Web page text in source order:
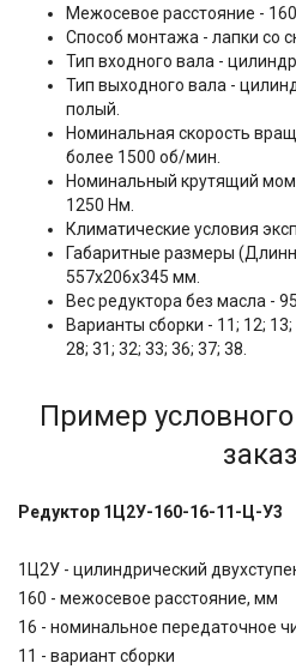
Межосевое расстояние -
Способ монтажа - лапки со
Тип входного вала -
Тип выходного вала -
полый.
Номинальная скорость
более 1500 об/мин.
Номинальный крутящий
1250 Нм.
Климатические условия
Габаритные размеры
557х206х345 мм.
Вес редуктора без масла - 95
Варианты сборки - 11; 12; 13;
28; 31; 32; 33; 36; 37; 38.
Пример
Редуктор 1Ц2У-160-16-11-Ц-У3
1Ц2У - цилиндрический
160 - межосевое расстояние, мм
16 - номинальное передаточное
11 - вариант сборки